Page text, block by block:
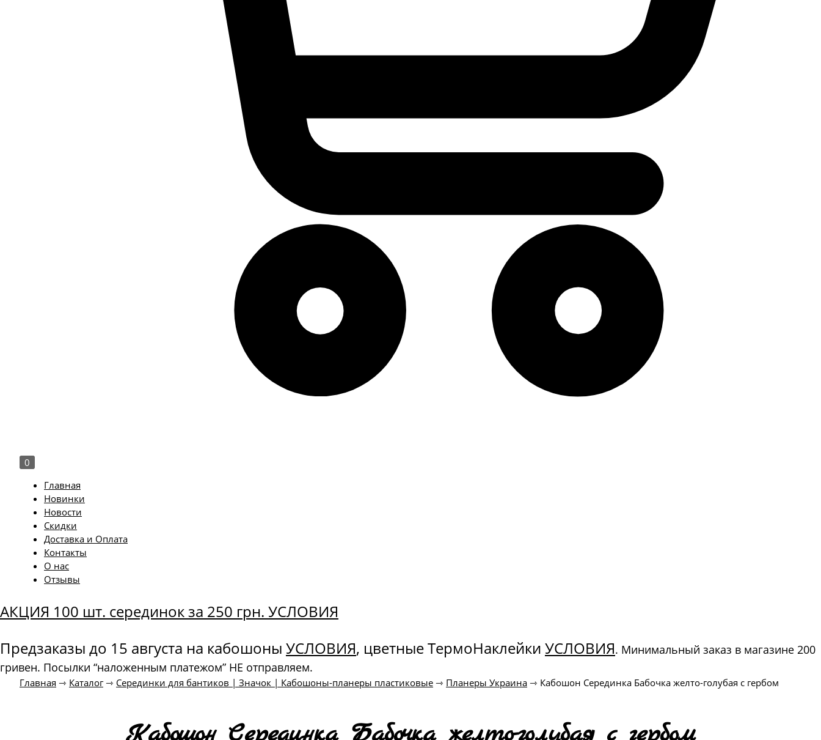
0
Главная
Новинки
Новости
Скидки
Доставка и Оплата
Контакты
О нас
Отзывы
АКЦИЯ 100 шт. серединок за 250 грн. УСЛОВИЯ
Предзаказы до 15 августа на кабошоны УСЛОВИЯ, цветные ТермоНаклейки УСЛОВИЯ. Минимальный заказ в магазине 200
гривен. Посылки “наложенным платежом” НЕ отправляем.
Главная ⇾ Каталог⇾ Серединки для бантиков | Значок | Кабошоны-планеры пластиковые ⇾ Планеры Украина ⇾ Кабошон Серединка Бабочка желто-голубая с гербом